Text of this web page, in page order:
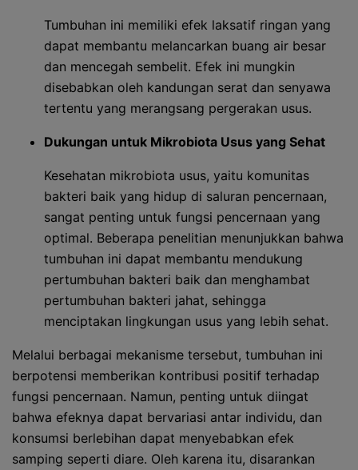
Tumbuhan ini memiliki efek laksatif ringan yang
dapat membantu melancarkan buang air besar
dan mencegah sembelit. Efek ini mungkin
disebabkan oleh kandungan serat dan senyawa
tertentu yang merangsang pergerakan usus.
Dukungan untuk Mikrobiota Usus yang Sehat
Kesehatan mikrobiota usus, yaitu komunitas
bakteri baik yang hidup di saluran pencernaan,
sangat penting untuk fungsi pencernaan yang
optimal. Beberapa penelitian menunjukkan bahwa
tumbuhan ini dapat membantu mendukung
pertumbuhan bakteri baik dan menghambat
pertumbuhan bakteri jahat, sehingga
menciptakan lingkungan usus yang lebih sehat.
Melalui berbagai mekanisme tersebut, tumbuhan ini
berpotensi memberikan kontribusi positif terhadap
fungsi pencernaan. Namun, penting untuk diingat
bahwa efeknya dapat bervariasi antar individu, dan
konsumsi berlebihan dapat menyebabkan efek
samping seperti diare. Oleh karena itu, disarankan